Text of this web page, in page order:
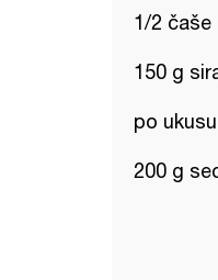
1/2 čaše
150 g
po
200 g